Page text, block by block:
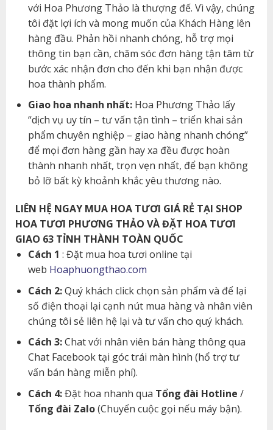
với Hoa Phương Thảo là thượng đế. Vì vậy, chúng
tôi đặt lợi ích và mong muốn của Khách Hàng lên
hàng đầu. Phản hồi nhanh chóng, hỗ trợ mọi
thông tin bạn cần, chăm sóc đơn hàng tận tâm từ
bước xác nhận đơn cho đến khi bạn nhận được
hoa thành phẩm.
Giao hoa nhanh nhất:Hoa Phương Thảo lấy
“dịch vụ uy tín – tư vấn tận tình – triển khai sản
phẩm chuyên nghiệp – giao hàng nhanh chóng”
để mọi đơn hàng gần hay xa đều được hoàn
thành nhanh nhất, trọn vẹn nhất, để bạn không
bỏ lỡ bất kỳ khoảnh khắc yêu thương nào.
LIÊN HỆ NGAY MUA HOA TƯƠI GIÁ RẺ TẠI SHOP
HOA TƯƠI PHƯƠNG THẢO VÀ ĐẶT HOA TƯƠI
GIAO 63 TỈNH THÀNH TOÀN QUỐC
Cách 1 : Đặt mua hoa tươi online tại
web Hoaphuongthao.com
Cách 2:Quý khách click chọn sản phẩm và để lại
số điện thoại lại cạnh nút mua hàng và nhân viên
chúng tôi sẻ liên hệ lại và tư vấn cho quý khách.
Cách 3:Chat với nhân viên bán hàng thông qua
Chat Facebook tại góc trái màn hình (hổ trợ tư
vấn bán hàng miễn phí).
Cách 4:Đặt hoa nhanh qua Tổng đài Hotline /
Tổng đài Zalo(Chuyển cuộc gọi nếu máy bận).